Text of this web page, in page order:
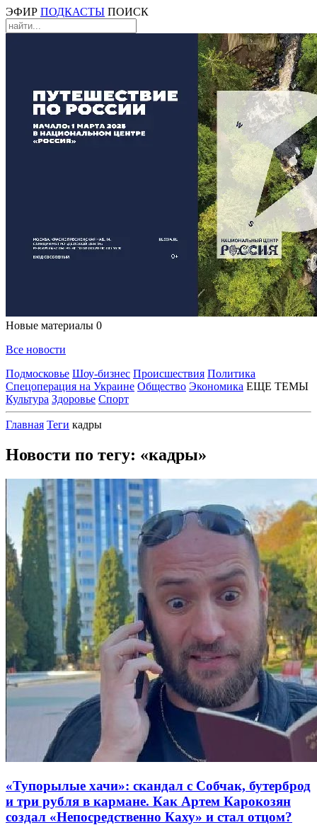
ЭФИР ПОДКАСТЫ ПОИСК
Новые материалы 0
Все новости
Подмосковье Шоу-бизнес Происшествия Политика
Спецоперация на Украине Общество Экономика ЕЩЕ ТЕМЫ
Культура Здоровье Спорт
Главная Теги кадры
Новости по тегу: «кадры»
«Тупорылые хачи»: скандал с Собчак, бутерброд
и три рубля в кармане. Как Артем Карокозян
создал «Непосредственно Каху» и стал отцом?